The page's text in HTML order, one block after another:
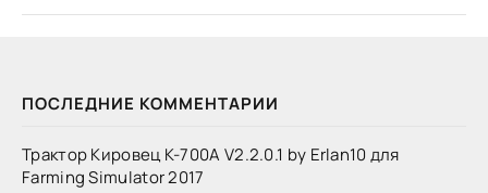
ПОСЛЕДНИЕ КОММЕНТАРИИ
Трактор Кировец К-700А V2.2.0.1 by Erlan10 для
Farming Simulator 2017